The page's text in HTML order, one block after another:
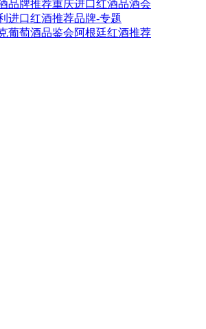
品牌推荐重庆进口红酒品酒会
进口红酒推荐品牌-专题
葡萄酒品鉴会阿根廷红酒推荐